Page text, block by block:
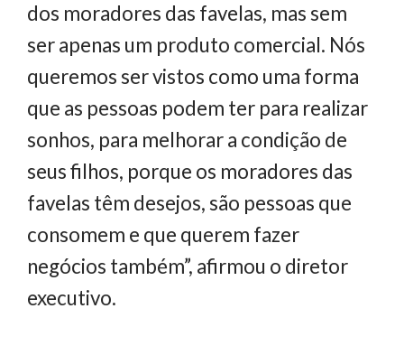
dos moradores das favelas, mas sem
ser apenas um produto comercial. Nós
queremos ser vistos como uma forma
que as pessoas podem ter para realizar
sonhos, para melhorar a condição de
seus filhos, porque os moradores das
favelas têm desejos, são pessoas que
consomem e que querem fazer
negócios também”, afirmou o diretor
executivo.